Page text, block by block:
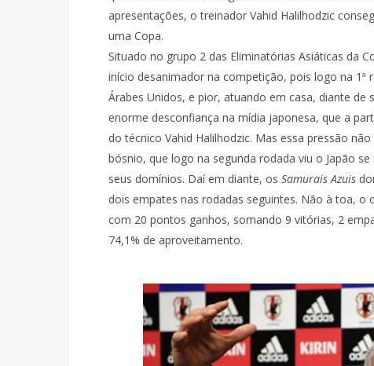
apresentações, o treinador Vahid Halilhodzic
uma Copa.
Situado no grupo 2 das Eliminatórias Asiáticas da
início desanimador na competição, pois logo na
Árabes Unidos, e pior, atuando em casa, diante
enorme desconfiança na mídia japonesa, que a
do técnico Vahid Halilhodzic. Mas essa pressão
bósnio, que logo na segunda rodada viu o Japão
seus domínios. Daí em diante, os Samurais Azuis
dois empates nas rodadas seguintes. Não à toa,
com 20 pontos ganhos, somando 9 vitórias, 2
74,1% de aproveitamento.